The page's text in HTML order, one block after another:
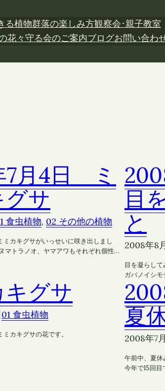
る植物群落の楽しみ方観察会･親子教室
花々守る会のご案内ブログお問い合わ
7月4日 ミ
サ
食虫植物, 02 その他の植物
ミカキグサがいっせいに咲き出しまし
マトラノオ、ヤマアワもそれぞれ個性…
目
と
2008年8
目を凝らし
ガバノイシ
キグサ
01 食虫植物
カキグサの花です。
夏
2008年7
午前中、夏休
今年で15回